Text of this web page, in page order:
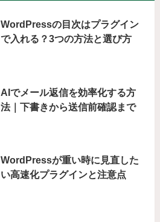
WordPressの目次はプラグイン
で入れる？3つの方法と選び方
AIでメール返信を効率化する方
法｜下書きから送信前確認まで
WordPressが重い時に見直した
い高速化プラグインと注意点